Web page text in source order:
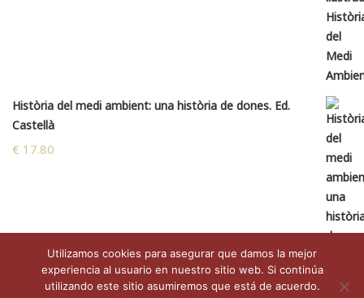
Història del medi ambient: una història de dones. Ed.
Castellà
€ 17.80
Utilizamos cookies para asegurar que damos la mejor
experiencia al usuario en nuestro sitio web. Si continúa
utilizando este sitio asumiremos que está de acuerdo.